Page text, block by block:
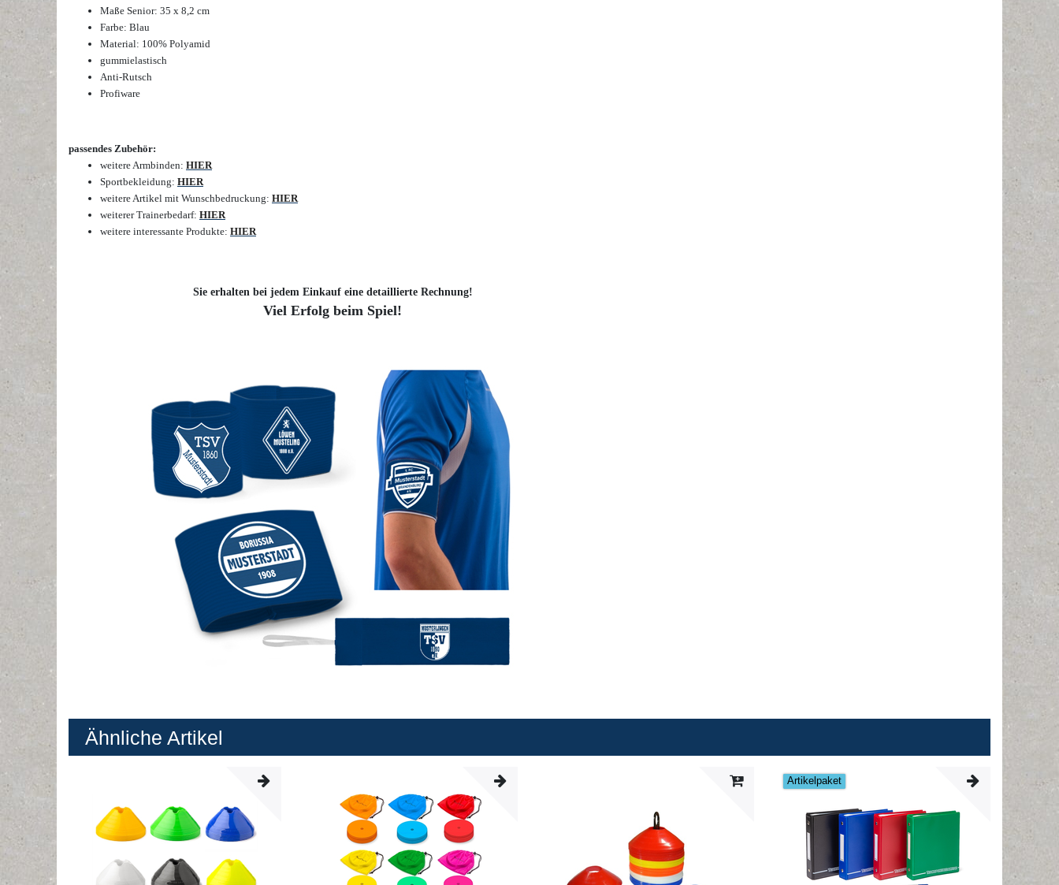
Maße Senior: 35 x 8,2 cm
Farbe: Blau
Material: 100% Polyamid
gummielastisch
Anti-Rutsch
Profiware
passendes Zubehör:
weitere Armbinden: HIER
Sportbekleidung: HIER
weitere Artikel mit Wunschbedruckung: HIER
weiterer Trainerbedarf: HIER
weitere interessante Produkte: HIER
Sie erhalten bei jedem Einkauf eine detaillierte Rechnung!
Viel Erfolg beim Spiel!
Ähnliche Artikel
Artikelpaket